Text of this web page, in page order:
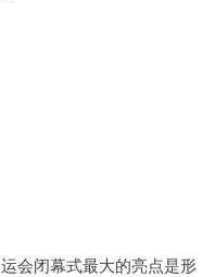
会闭幕式最大的亮点是形